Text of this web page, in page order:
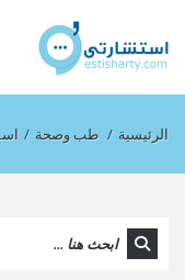
الرئيسية / طب وصحة /